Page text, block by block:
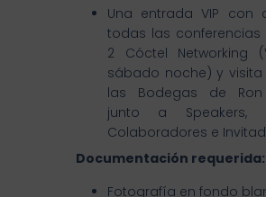
Una entrada VIP con
todas las conferencias
2 Cóctel Networking
sábado noche) y
las Bodegas de Ron
junto a Speakers,
Colaboradores e
Documentación requerida:
Fotografía en fondo